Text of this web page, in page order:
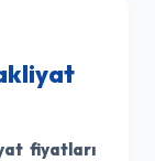
fiyatları